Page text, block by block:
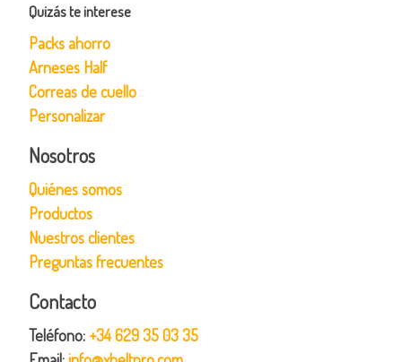
Quizás te interese
Packs ahorro
Arneses Half
Correas de cuello
Personalizar
Nosotros
Quiénes somos
Productos
Nuestros clientes
Preguntas frecuentes
Contacto
Teléfono: +34 629 35 03 35